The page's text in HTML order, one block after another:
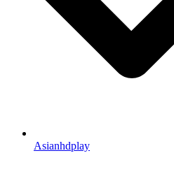
Asianhdplay